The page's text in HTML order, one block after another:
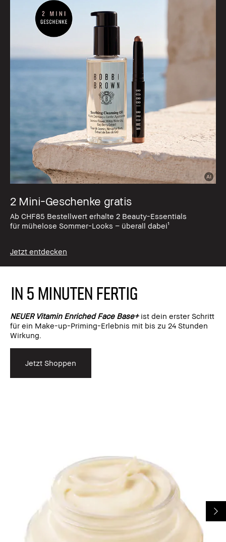
2 Mini-Geschenke gratis
Ab CHF85 Bestellwert erhalte 2 Beauty-Essentials
für mühelose Sommer-Looks – überall dabei¹
Jetzt entdecken
IN 5 MINUTEN FERTIG
NEUER Vitamin Enriched Face Base+ ist dein erster Schritt
für ein Make-up-Priming-Erlebnis mit bis zu 24 Stunden
Wirkung.
Jetzt Shoppen